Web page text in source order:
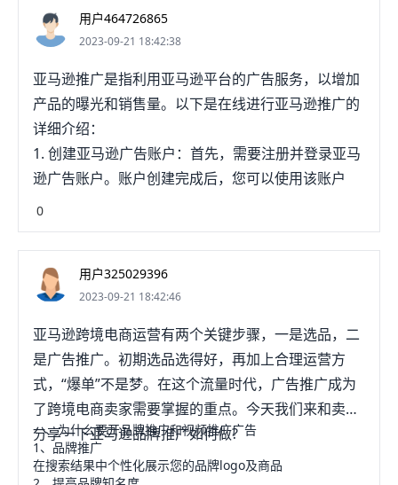
用户464726865
2023-09-21 18:42:38
亚马逊推广是指利用亚马逊平台的广告服务，以增加
产品的曝光和销售量。以下是在线进行亚马逊推广的
详细介绍：
1. 创建亚马逊广告账户：首先，需要注册并登录亚马
逊广告账户。账户创建完成后，您可以使用该账户
0
用户325029396
2023-09-21 18:42:46
亚马逊跨境电商运营有两个关键步骤，一是选品，二
是广告推广。初期选品选得好，再加上合理运营方
式，“爆单”不是梦。在这个流量时代，广告推广成为
了跨境电商卖家需要掌握的重点。今天我们来和卖家
分享一下亚马逊品牌推广如何做?
一、为什么要开品牌推广和视频推广广告
1、品牌推广
在搜索结果中个性化展示您的品牌logo及商品